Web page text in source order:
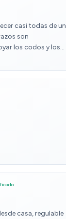
casi todas de un
son
los codos y los
que se coloca
de la silla, ahora
la silla. Merece la
casa, regulable